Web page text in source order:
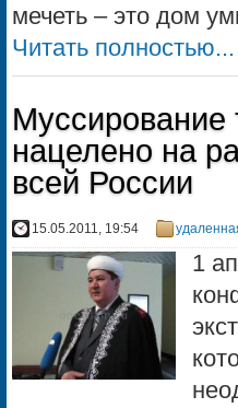
мечеть – это дом
Читать полностью...
Муссирование
нацелено на
всей России
15.05.2011, 19:54
1